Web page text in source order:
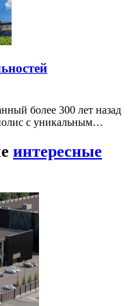
более 300 лет назад
с уникальным…
интересные